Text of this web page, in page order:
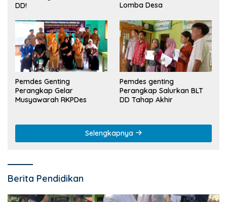
DD!
Lomba Desa
Pemdes Genting
Perangkap Gelar
Musyawarah RKPDes
Pemdes genting
Perangkap Salurkan BLT
DD Tahap Akhir
Selengkapnya
Berita Pendidikan